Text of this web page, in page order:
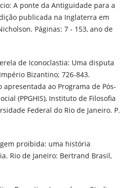
A ponte da Antiguidade para a
publicada na Inglaterra em
Páginas: 7 - 153, ano de
de Iconoclastia: Uma disputa
Bizantino; 726-843.
ao Programa de Pós-
(PPGHIS), Instituto de Filosofia
Federal do Rio de Janeiro. P.
proibida: uma história
Rio de Janeiro: Bertrand Brasil,